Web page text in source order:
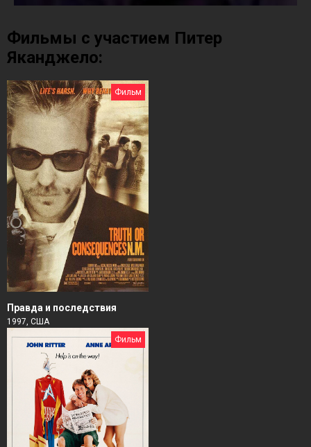
Фильмы с участием Питер
Яканджело:
Фильм
Правда и последствия
1997, США
Фильм